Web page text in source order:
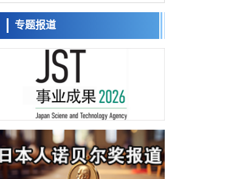
藤田医科大学等成功鉴定出非结核分枝杆菌
生存的必需基因，首次揭示该基因的必要性
经济・社会
【AI法下篇】如何应对AI的不可控性——中
央大学平野晋教授专访
日本学术会议：为保持土壤健康应采取哪些
措施？探讨土壤保护与强化的具体对策
大阪大学开发基于水氢键网络的温度预测新
方法，AI从分子排列信息中高精度解读
经济・社会
【AI法上篇】如何对“将人生交给AI”保持危机
感——中央大学平野晋教授专访
科学研究
专题报道